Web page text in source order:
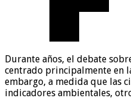
Durante años, el debate
centrado principalmente en
embargo, a medida que las
indicadores ambientales,